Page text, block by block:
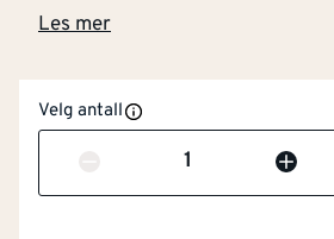
Les mer
Velg antall
Antall
Børstet overflate fremhever
Slitesterkt og slagfast
Bærekraftig og miljøvennlig
Ekstra brede og lange planker
Viarp er et lyst herdet tregulv